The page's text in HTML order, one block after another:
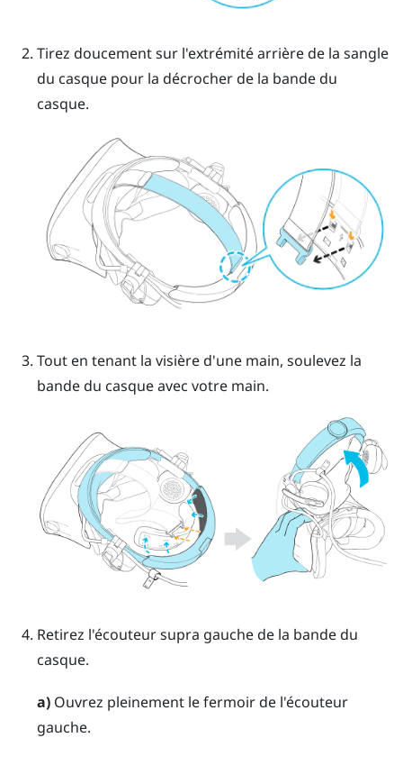
Tirez doucement sur l'extrémité arrière de la sangle
du casque pour la décrocher de la bande du
casque.
Tout en tenant la visière d'une main, soulevez la
bande du casque avec votre main.
Retirez l'écouteur supra gauche de la bande du
casque.
a)Ouvrez pleinement le fermoir de l'écouteur
gauche.